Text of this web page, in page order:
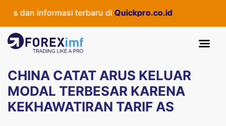
dan informasi terbaru di Quickpro.co.id
CHINA CATAT ARUS KELUAR
MODAL TERBESAR KARENA
KEKHAWATIRAN TARIF AS